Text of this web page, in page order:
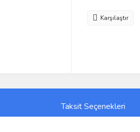
Karşılaştır
Taksit Seçenekleri